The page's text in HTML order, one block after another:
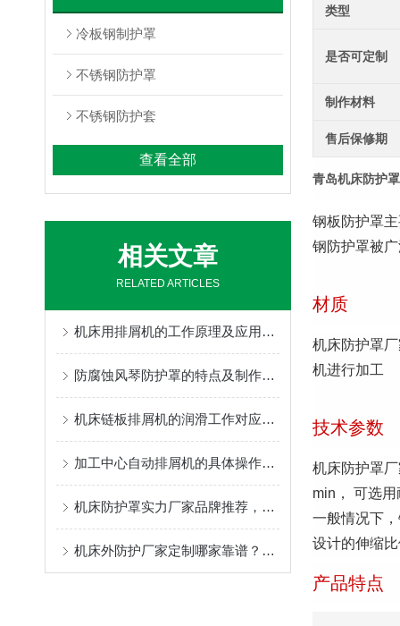
冷板钢制护罩
不锈钢防护罩
不锈钢防护套
查看全部
相关文章
RELATED ARTICLES
机床用排屑机的工作原理及应用领域
防腐蚀风琴防护罩的特点及制作使用的三种方式
机床链板排屑机的润滑工作对应用是否有影响
加工中心自动排屑机的具体操作流程分析
机床防护罩实力厂家品牌推荐，盐山县奔兴质量稳定售后服务好
机床外防护厂家定制哪家靠谱？奔兴的柔性生产与快速响应机制
类型
是否可定制
制作材料
售后保修期
青岛机床防护
钢板防护罩
钢防护罩被
材质
机床防护罩
机进行加工
技术参数
机床防护罩
min， 可选
一般情况下
设计的伸缩
产品特点